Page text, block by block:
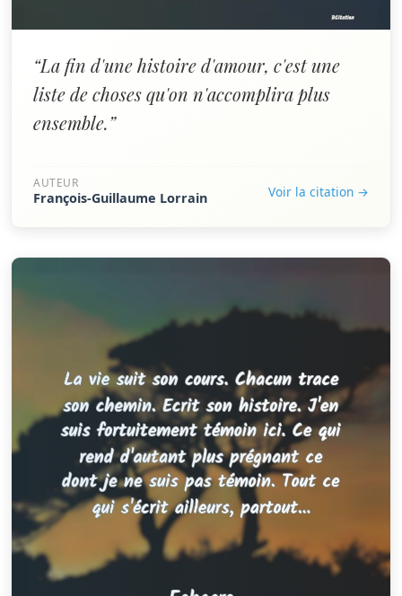
“La fin d'une histoire d'amour, c'est une
liste de choses qu'on n'accomplira plus
ensemble.”
AUTEUR
François-Guillaume Lorrain Voir la citation →